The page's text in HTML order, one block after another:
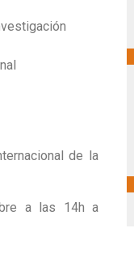
de la
a las 14h a